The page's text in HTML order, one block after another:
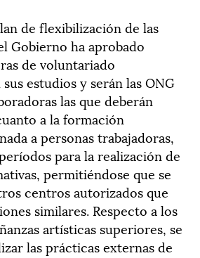
de flexibilización de las
Gobierno ha aprobado
de voluntariado
estudios y serán las ONG
las que deberán
a la formación
a personas trabajadoras,
para la realización de
permitiéndose que se
centros autorizados que
similares. Respecto a los
artísticas superiores, se
las prácticas externas de